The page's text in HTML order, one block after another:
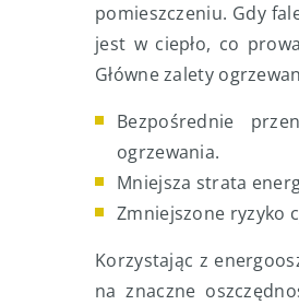
pomieszczeniu. Gdy
jest w ciepło, co
Główne zalety
Bezpośrednie
ogrzewania.
Mniejsza strata
Zmniejszone ryzyko
Korzystając z
na znaczne